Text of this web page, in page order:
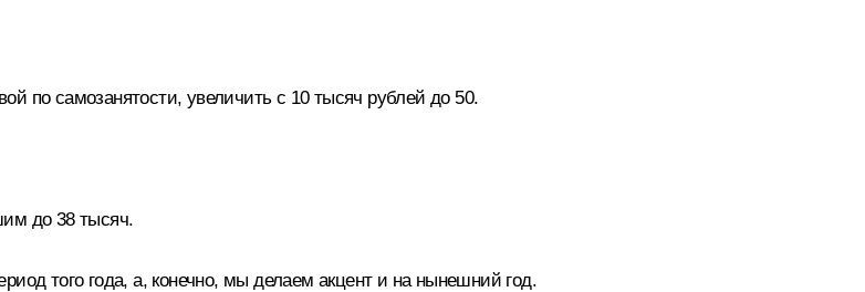
по самозанятости, увеличить с 10 тысяч рублей до 50.
до 38 тысяч.
того года, а, конечно, мы делаем акцент и на нынешний год.